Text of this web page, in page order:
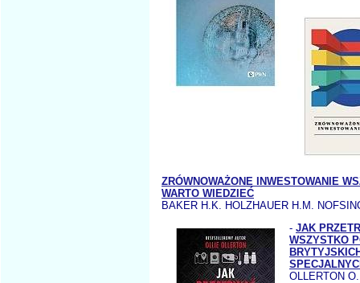
ZRÓWNOWAŻONE INWESTOWANIE
WARTO WIEDZIEĆ
BAKER H.K. HOLZHAUER H.M.
- JAK
WSZYSTKO
OLLERTON O.